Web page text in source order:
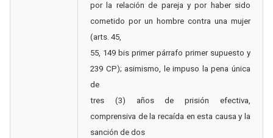
por la relación de pareja y por haber sido
cometido por un hombre contra una mujer
(arts. 45,
55, 149 bis primer párrafo primer supuesto y
239 CP); asimismo, le impuso la pena única
de
tres (3) años de prisión efectiva,
comprensiva de la recaída en esta causa y la
sanción de dos